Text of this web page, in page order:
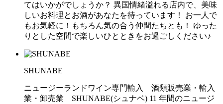
てはいかがでしょうか？ 異国情緒溢れる店内で、美味
しいお料理とお酒があなたを待っています！ お一人で
もお気軽に！もちろん気の合う仲間たちとも！ ゆった
りとした空間で楽しいひとときをお過ごしください♪
SHUNABE
ニュージーランドワイン専門輸入 酒類販売業・輸入
業・卸売業 SHUNABE(シュナベ) 11 年間のニュージ